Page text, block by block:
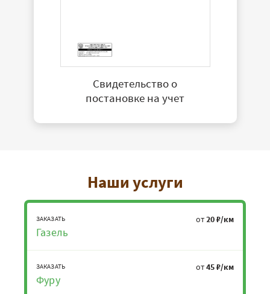
Свидетельство о
постановке на учет
Наши услуги
ЗАКАЗАТЬ
Газель
от20 ₽/км
ЗАКАЗАТЬ
Фуру
от45 ₽/км